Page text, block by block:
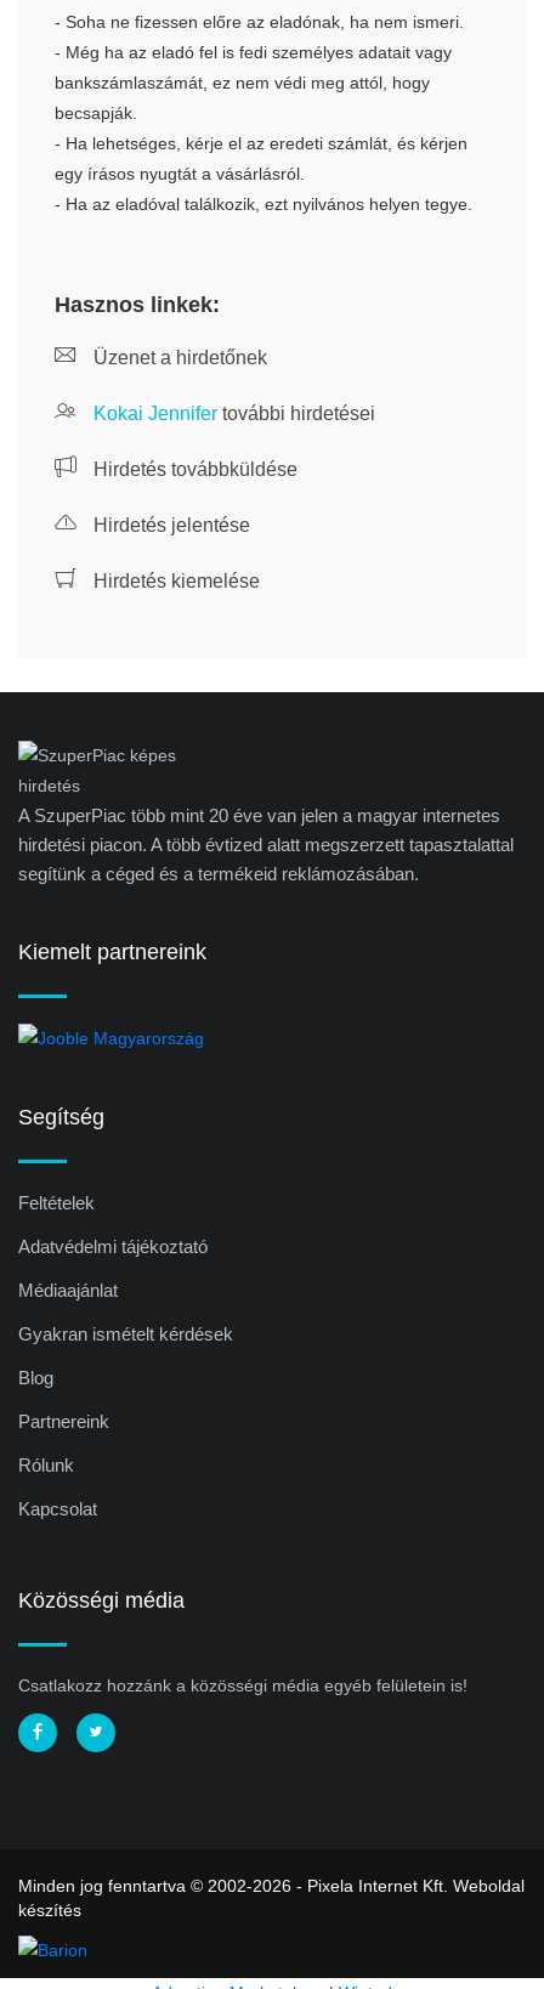
- Soha ne fizessen előre az eladónak, ha nem ismeri.
- Még ha az eladó fel is fedi személyes adatait vagy
bankszámlaszámát, ez nem védi meg attól, hogy
becsapják.
- Ha lehetséges, kérje el az eredeti számlát, és kérjen
egy írásos nyugtát a vásárlásról.
- Ha az eladóval találkozik, ezt nyilvános helyen tegye.
Hasznos linkek:
Üzenet a hirdetőnek
Kokai Jennifer további hirdetései
Hirdetés továbbküldése
Hirdetés jelentése
Hirdetés kiemelése
A SzuperPiac több mint 20 éve van jelen a magyar internetes
hirdetési piacon. A több évtized alatt megszerzett tapasztalattal
segítünk a céged és a termékeid reklámozásában.
Kiemelt partnereink
Segítség
Feltételek
Adatvédelmi tájékoztató
Médiaajánlat
Gyakran ismételt kérdések
Blog
Partnereink
Rólunk
Kapcsolat
Közösségi média
Csatlakozz hozzánk a közösségi média egyéb felületein is!
Minden jog fenntartva © 2002-2026 - Pixela Internet Kft. Weboldal
készítés